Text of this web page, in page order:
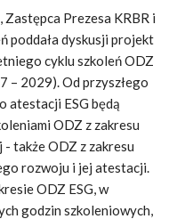
Prezesa KRBR i
poddała dyskusji projekt
cyklu szkoleń ODZ
– 2029). Od przyszłego
atestacji ESG będą
ODZ z zakresu
także ODZ z zakresu
rozwoju i jej atestacji.
ODZ ESG, w
godzin szkoleniowych,